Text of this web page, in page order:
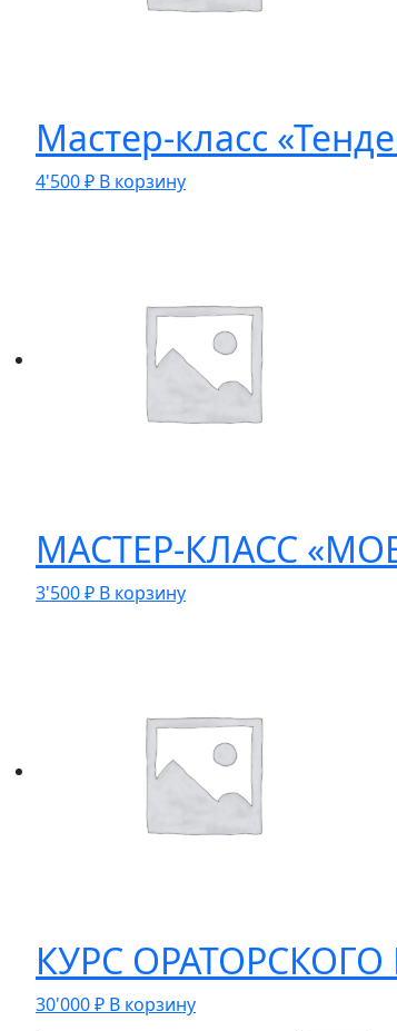
Мастер-класс
4'500₽ В корзину
МАСТЕР-КЛАСС
3'500₽ В корзину
КУРС ОРАТОРСКОГО
30'000₽ В корзину